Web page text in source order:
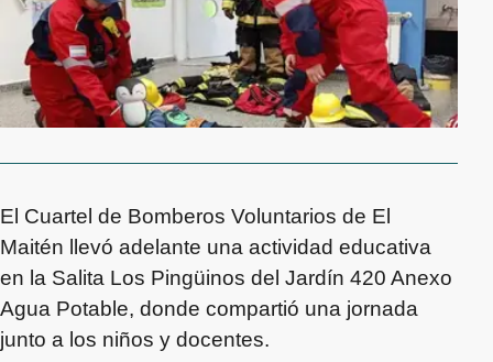
El Cuartel de Bomberos Voluntarios de El
Maitén llevó adelante una actividad educativa
en la Salita Los Pingüinos del Jardín 420 Anexo
Agua Potable, donde compartió una jornada
junto a los niños y docentes.